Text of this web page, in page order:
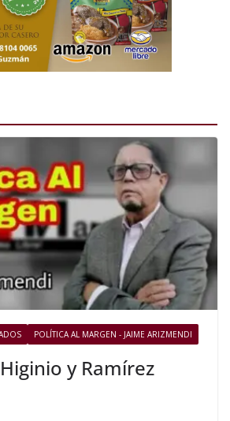
POLÍTICA AL MARGEN - JAIME ARIZMENDI
y Ramírez